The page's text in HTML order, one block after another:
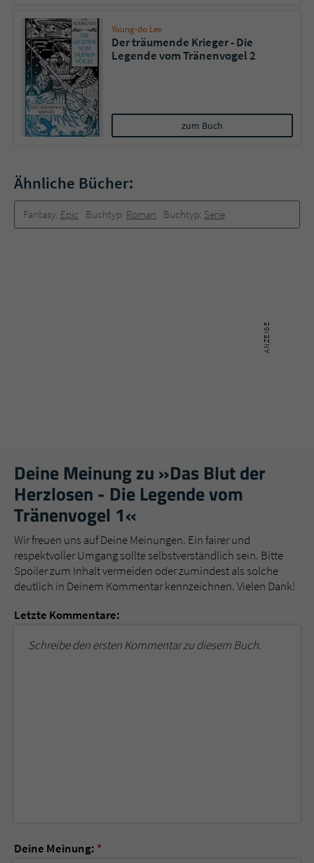
Young-do Lee
Der träumende Krieger - Die
Legende vom Tränenvogel 2
zum Buch
Ähnliche Bücher:
Fantasy: Epic Buchtyp: Roman Buchtyp: Serie
Deine Meinung zu »Das Blut der
Herzlosen - Die Legende vom
Tränenvogel 1«
Wir freuen uns auf Deine Meinungen. Ein fairer und
respektvoller Umgang sollte selbstverständlich sein. Bitte
Spoiler zum Inhalt vermeiden oder zumindest als solche
deutlich in Deinem Kommentar kennzeichnen. Vielen Dank!
Letzte Kommentare:
Schreibe den ersten Kommentar zu diesem Buch.
Deine Meinung: *